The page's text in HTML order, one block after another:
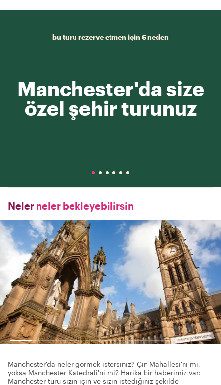
bu turu rezerve etmen için 6 neden
Manchester'da size
özel şehir turunuz
Neler neler bekleyebilirsin
Manchester'da neler görmek istersiniz? Çin Mahallesi'ni mi,
yoksa Manchester Katedrali'ni mi? Harika bir haberimiz var:
Manchester turu sizin için ve sizin istediğiniz şekilde